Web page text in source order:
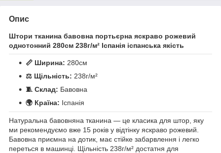
Опис
Штори тканина бавовна портьєрна яскраво рожевий
однотонний 280см 238г/м² Іспанія іспанська якість
📏 Ширина: 280см
⚖️ Щільність: 238г/м²
🧵 Склад: Бавовна
🌍 Країна: Іспанія
Натуральна бавовняна тканина — це класика для штор, яку
ми рекомендуємо вже 15 років у відтінку яскраво рожевий.
Бавовна приємна на дотик, має стійке забарвлення і легко
переться в машинці. Щільність 238г/м² достатня для